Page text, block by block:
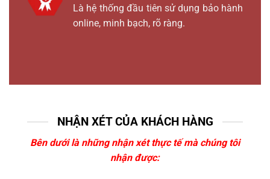
Là hệ thống đầu tiên sử dụng bảo hành
online, minh bạch, rõ ràng.
NHẬN XÉT CỦA KHÁCH HÀNG
Bên dưới là những nhận xét thực tế mà chúng tôi
nhận được: